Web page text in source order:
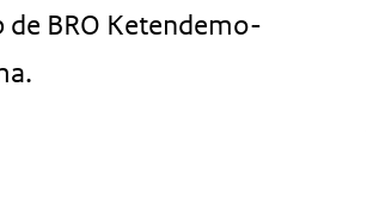
BRO Ketendemo-